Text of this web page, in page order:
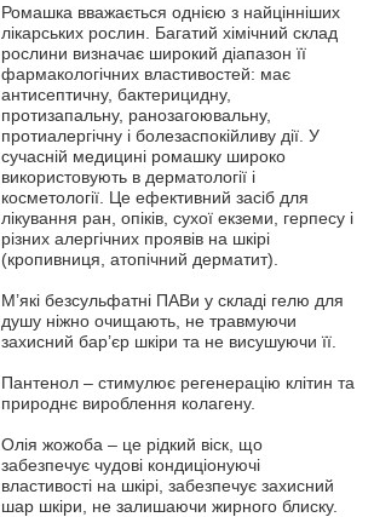
Ромашка вважається однією з найцінніших
лікарських рослин. Багатий хімічний склад
рослини визначає широкий діапазон її
фармакологічних властивостей: має
антисептичну, бактерицидну,
протизапальну, ранозагоювальну,
протиалергічну і болезаспокійливу дії. У
сучасній медицині ромашку широко
використовують в дерматології і
косметології. Це ефективний засіб для
лікування ран, опіків, сухої екземи, герпесу і
різних алергічних проявів на шкірі
(кропивниця, атопічний дерматит).
М’які безсульфатні ПАВи у складі гелю для
душу ніжно очищають, не травмуючи
захисний бар’єр шкіри та не висушуючи її.
Пантенол – стимулює регенерацію клітин та
природнє вироблення колагену.
Олія жожоба – це рідкий віск, що
забезпечує чудові кондиціонуючі
властивості на шкірі, забезпечує захисний
шар шкіри, не залишаючи жирного блиску.